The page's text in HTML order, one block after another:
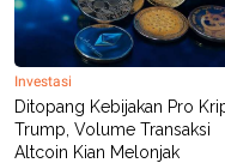
Investasi
Ditopang Kebijakan Pro
Trump, Volume Transaksi
Altcoin Kian Melonjak